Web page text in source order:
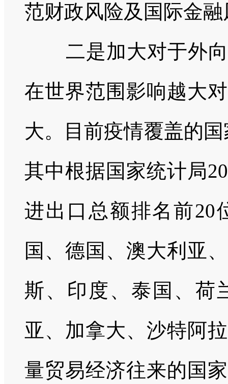
范财政风险及国际金
二是加大对于外
在世界范围影响越大
大。目前疫情覆盖的
其中根据国家统计局
进出口总额排名前20
国、德国、澳大利亚
斯、印度、泰国、荷
亚、加拿大、沙特阿
量贸易经济往来的国